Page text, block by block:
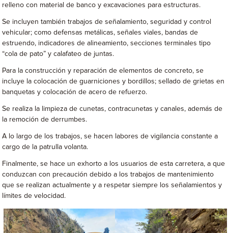
relleno con material de banco y excavaciones para estructuras.
Se incluyen también trabajos de señalamiento, seguridad y control
vehicular; como defensas metálicas, señales viales, bandas de
estruendo, indicadores de alineamiento, secciones terminales tipo
“cola de pato” y calafateo de juntas.
Para la construcción y reparación de elementos de concreto, se
incluye la colocación de guarniciones y bordillos; sellado de grietas en
banquetas y colocación de acero de refuerzo.
Se realiza la limpieza de cunetas, contracunetas y canales, además de
la remoción de derrumbes.
A lo largo de los trabajos, se hacen labores de vigilancia constante a
cargo de la patrulla volanta.
Finalmente, se hace un exhorto a los usuarios de esta carretera, a que
conduzcan con precaución debido a los trabajos de mantenimiento
que se realizan actualmente y a respetar siempre los señalamientos y
límites de velocidad.